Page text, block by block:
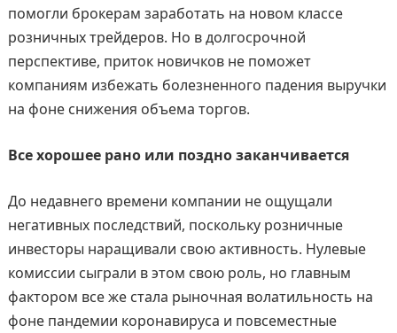
помогли брокерам заработать на новом классе
розничных трейдеров. Но в долгосрочной
перспективе, приток новичков не поможет
компаниям избежать болезненного падения выручки
на фоне снижения объема торгов.
Все хорошее рано или поздно заканчивается
До недавнего времени компании не ощущали
негативных последствий, поскольку розничные
инвесторы наращивали свою активность. Нулевые
комиссии сыграли в этом свою роль, но главным
фактором все же стала рыночная волатильность на
фоне пандемии коронавируса и повсеместные